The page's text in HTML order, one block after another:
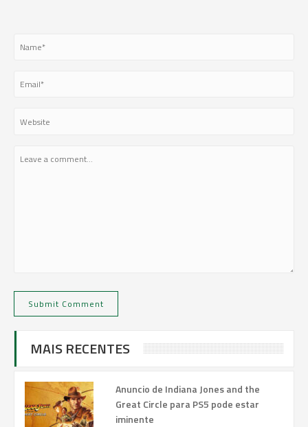
MAIS RECENTES
Anuncio de Indiana Jones and the
Great Circle para PS5 pode estar
iminente